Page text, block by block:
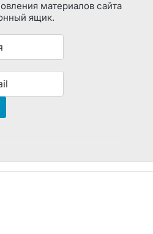
материалов сайта
ящик.